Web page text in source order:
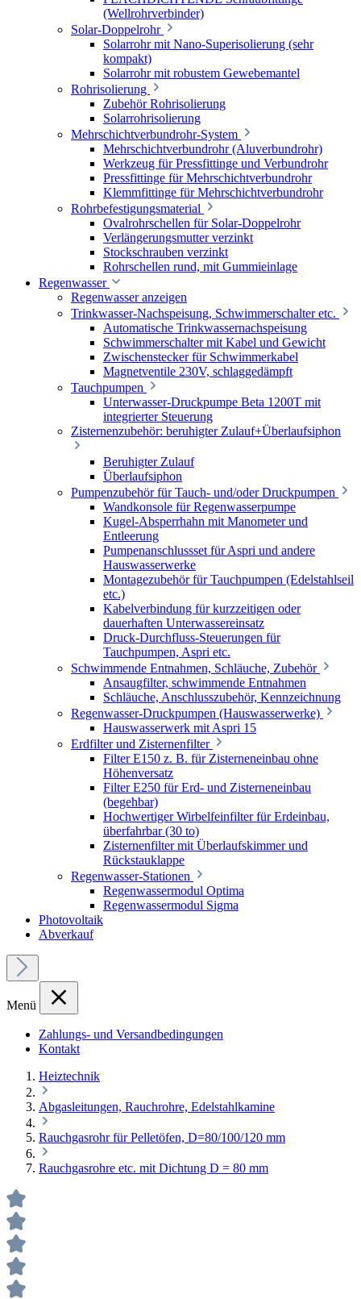
(Wellrohrverbinder)
Solar-Doppelrohr
Solarrohr mit Nano-Superisolierung (sehr
kompakt)
Solarrohr mit robustem Gewebemantel
Rohrisolierung
Zubehör Rohrisolierung
Solarrohrisolierung
Mehrschichtverbundrohr-System
Mehrschichtverbundrohr (Aluverbundrohr)
Werkzeug für Pressfittinge und Verbundrohr
Pressfittinge für Mehrschichtverbundrohr
Klemmfittinge für Mehrschichtverbundrohr
Rohrbefestigungsmaterial
Ovalrohrschellen für Solar-Doppelrohr
Verlängerungsmutter verzinkt
Stockschrauben verzinkt
Rohrschellen rund, mit Gummieinlage
Regenwasser
Regenwasser anzeigen
Trinkwasser-Nachspeisung, Schwimmerschalter etc.
Automatische Trinkwassernachspeisung
Schwimmerschalter mit Kabel und Gewicht
Zwischenstecker für Schwimmerkabel
Magnetventile 230V, schlaggedämpft
Tauchpumpen
Unterwasser-Druckpumpe Beta 1200T mit
integrierter Steuerung
Zisternenzubehör: beruhigter Zulauf+Überlaufsiphon
Beruhigter Zulauf
Überlaufsiphon
Pumpenzubehör für Tauch- und/oder Druckpumpen
Wandkonsole für Regenwasserpumpe
Kugel-Absperrhahn mit Manometer und
Entleerung
Pumpenanschlussset für Aspri und andere
Hauswasserwerke
Montagezubehör für Tauchpumpen (Edelstahlseil
etc.)
Kabelverbindung für kurzzeitigen oder
dauerhaften Unterwassereinsatz
Druck-Durchfluss-Steuerungen für
Tauchpumpen, Aspri etc.
Schwimmende Entnahmen, Schläuche, Zubehör
Ansaugfilter, schwimmende Entnahmen
Schläuche, Anschlusszubehör, Kennzeichnung
Regenwasser-Druckpumpen (Hauswasserwerke)
Hauswasserwerk mit Aspri 15
Erdfilter und Zisternenfilter
Filter E150 z. B. für Zisterneneinbau ohne
Höhenversatz
Filter E250 für Erd- und Zisterneneinbau
(begehbar)
Hochwertiger Wirbelfeinfilter für Erdeinbau,
überfahrbar (30 to)
Zisternenfilter mit Überlaufskimmer und
Rückstauklappe
Regenwasser-Stationen
Regenwassermodul Optima
Regenwassermodul Sigma
Photovoltaik
Abverkauf
Menü
Zahlungs- und Versandbedingungen
Kontakt
Heiztechnik
Abgasleitungen, Rauchrohre, Edelstahlkamine
Rauchgasrohr für Pelletöfen, D=80/100/120 mm
Rauchgasrohre etc. mit Dichtung D = 80 mm